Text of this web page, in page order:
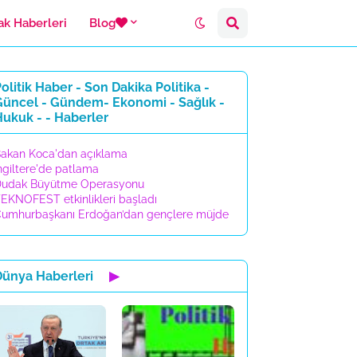
Haberleri Blog
Haber - Son Dakika Politika -
- Gündem- Ekonomi - Sağlık -
- - Haberler
Koca'dan açıklama
patlama
Büyütme Operasyonu
etkinlikleri başladı
Erdoğan’dan gençlere müjde
Haberleri ▶